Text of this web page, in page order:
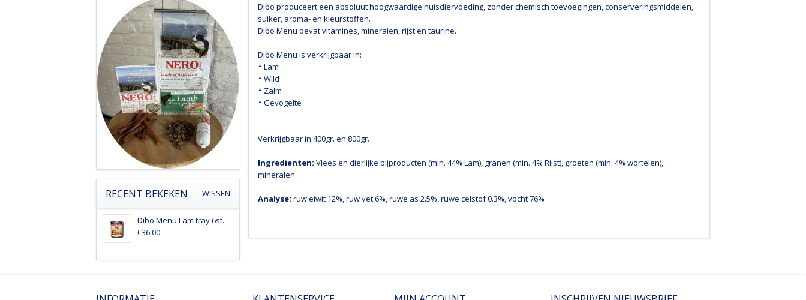
Dibo produceert een absoluut hoogwaardige huisdiervoeding, zonder chemisch toevoegingen, conserveringsmiddelen,
suiker, aroma- en kleurstoffen.
Dibo Menu bevat vitamines, mineralen, rijst en taurine.
Dibo Menu is verkrijgbaar in:
* Lam
* Wild
* Zalm
* Gevogelte
Verkrijgbaar in 400gr. en 800gr.
Ingredienten: Vlees en dierlijke bijproducten (min. 44% Lam), granen (min. 4% Rijst), groeten (min. 4% wortelen),
mineralen
Analyse: ruw eiwit 12%, ruw vet 6%, ruwe as 2.5%, ruwe celstof 0.3%, vocht 76%
RECENT BEKEKEN WISSEN
Dibo Menu Lam tray 6st.
€36,00